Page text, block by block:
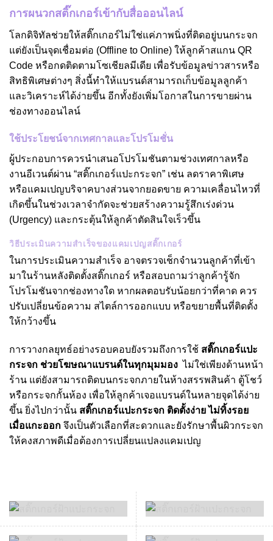
การผนวกสติ๊กเกอร์เข้ากับสื่อออนไลน์
โลกดิจิทัลช่วยให้สติ๊กเกอร์ไม่ใช่แค่ภาพนิ่งที่ติดอยู่บนกระจก
แต่ยังเป็นจุดเชื่อมต่อ (Offline to Online) ให้ลูกค้าสแกน QR
Code หรือกดติดตามโซเชียลมีเดีย เพื่อรับข้อมูลข่าวสารหรือ
สิทธิพิเศษต่างๆ สิ่งนี้ทำให้แบรนด์สามารถเก็บข้อมูลลูกค้า
และวิเคราะห์ได้ง่ายขึ้น อีกทั้งยังเพิ่มโอกาสในการขายผ่าน
ช่องทางออนไลน์
ใช้ประโยชน์จากเทศกาลและโปรโมชั่น
ผู้ประกอบการควรนำเสนอโปรโมชันตามช่วงเทศกาลหรือ
งานอีเวนต์ผ่าน “สติ๊กเกอร์แปะกระจก” เช่น ลดราคาพิเศษ
หรือแคมเปญบริจาคบางส่วนจากยอดขาย ความเคลื่อนไหวที่
เกิดขึ้นในช่วงเวลาจำกัดจะช่วยสร้างความรู้สึกเร่งด่วน
(Urgency) และกระตุ้นให้ลูกค้าตัดสินใจเร็วขึ้น
วิธีประเมินความสำเร็จของแคมเปญสติ๊กเกอร์
ในการประเมินความสำเร็จ อาจตรวจเช็กจำนวนลูกค้าที่เข้า
มาในร้านหลังติดตั้งสติ๊กเกอร์ หรือสอบถามว่าลูกค้ารู้จัก
โปรโมชันจากช่องทางใด หากผลตอบรับน้อยกว่าที่คาด ควร
ปรับเปลี่ยนข้อความ สไตล์การออกแบบ หรือขยายพื้นที่ติดตั้ง
ให้กว้างขึ้น
การวางกลยุทธ์อย่างรอบคอบยังรวมถึงการใช้ สติ๊กเกอร์แปะ
กระจก ช่วยโฆษณาแบรนด์ในทุกมุมมอง ไม่ใช่เพียงด้านหน้า
ร้าน แต่ยังสามารถติดบนกระจกภายในห้างสรรพสินค้า ตู้โชว์
หรือกระจกกั้นห้อง เพื่อให้ลูกค้าเจอแบรนด์ในหลายจุดได้ง่าย
ขึ้น ยิ่งไปกว่านั้น สติ๊กเกอร์แปะกระจก ติดตั้งง่าย ไม่ทิ้งรอย
เมื่อแกะออก จึงเป็นตัวเลือกที่สะดวกและยังรักษาพื้นผิวกระจก
ให้คงสภาพดีเมื่อต้องการเปลี่ยนแปลงแคมเปญ